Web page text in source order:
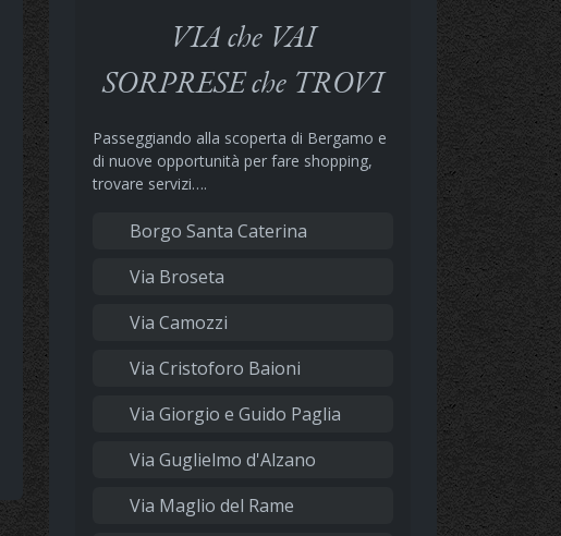
VIA che VAI
SORPRESE che TROVI
Passeggiando alla scoperta di Bergamo e
di nuove opportunità per fare shopping,
trovare servizi….
Borgo Santa Caterina
Via Broseta
Via Camozzi
Via Cristoforo Baioni
Via Giorgio e Guido Paglia
Via Guglielmo d'Alzano
Via Maglio del Rame